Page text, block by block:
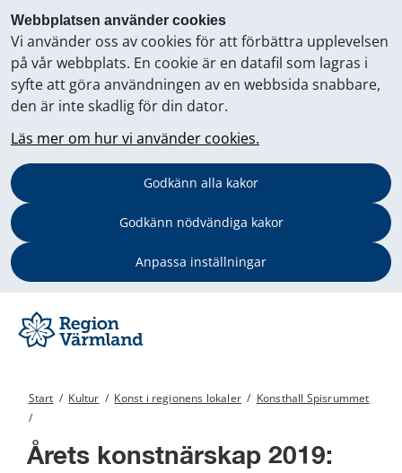
Webbplatsen använder cookies
Vi använder oss av cookies för att förbättra upplevelsen
på vår webbplats. En cookie är en datafil som lagras i
syfte att göra användningen av en webbsida snabbare,
den är inte skadlig för din dator.
Läs mer om hur vi använder cookies.
Godkänn alla kakor
Godkänn nödvändiga kakor
Anpassa inställningar
Start / Kultur / Konst i regionens lokaler / Konsthall Spisrummet
/
Årets konstnärskap 2019: